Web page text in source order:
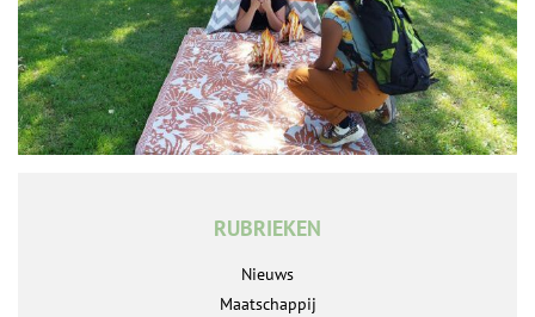
RUBRIEKEN
Nieuws
Maatschappij